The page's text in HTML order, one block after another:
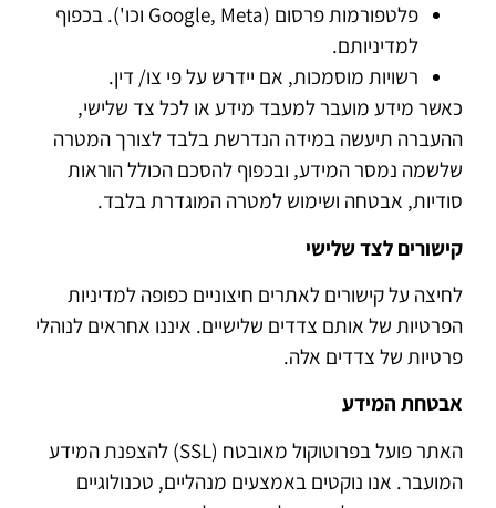
פלטפורמות פרסום (Google, Meta וכו'). בכפוף
למדיניותם.
רשויות מוסמכות, אם יידרש על פי צו/ דין.
כאשר מידע מועבר למעבד מידע או לכל צד שלישי,
ההעברה תיעשה במידה הנדרשת בלבד לצורך המטרה
שלשמה נמסר המידע, ובכפוף להסכם הכולל הוראות
סודיות, אבטחה ושימוש למטרה המוגדרת בלבד.
קישורים לצד שלישי
לחיצה על קישורים לאתרים חיצוניים כפופה למדיניות
הפרטיות של אותם צדדים שלישיים. איננו אחראים לנוהלי
פרטיות של צדדים אלה.
אבטחת המידע
האתר פועל בפרוטוקול מאובטח (SSL) להצפנת המידע
המועבר. אנו נוקטים באמצעים מנהליים, טכנולוגיים